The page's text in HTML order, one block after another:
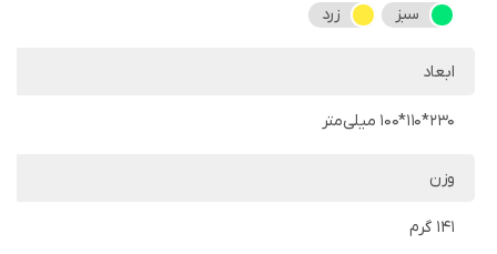
سبز زرد
ابعاد
230*110*100 میلی‌متر
وزن
141 گرم